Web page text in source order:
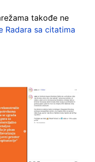
takođe ne
Radara sa citatima